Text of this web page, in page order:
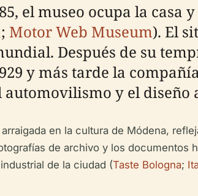
el museo ocupa la casa
; Motor Web Museum). El
Después de su
y más tarde la
y el diseño
en la cultura de Módena,
de archivo y los
de la ciudad (Taste Bologna;